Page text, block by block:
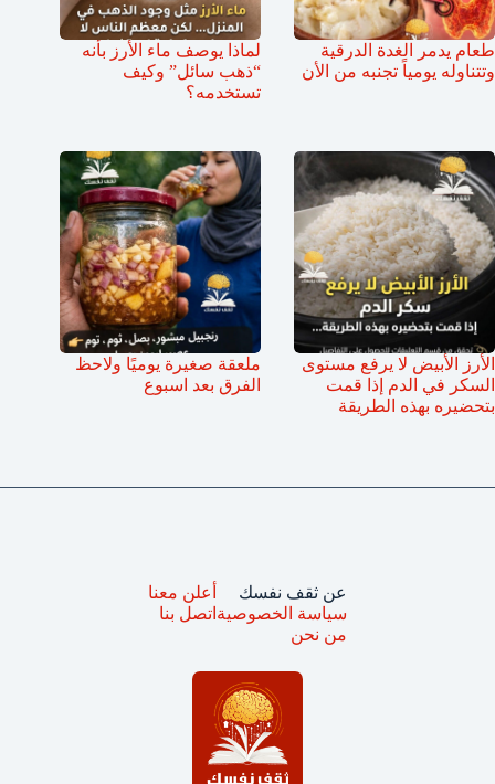
طعام يدمر الغدة الدرقية
وتتناوله يومياً تجنبه من الأن
لماذا يوصف ماء الأرز بأنه
“ذهب سائل” وكيف
تستخدمه؟
الأرز الأبيض لا يرفع مستوى
السكر في الدم إذا قمت
بتحضيره بهذه الطريقة
ملعقة صغيرة يوميًا ولاحظ
الفرق بعد اسبوع
عن ثقف نفسك
سياسة الخصوصية
من نحن
أعلن معنا
اتصل بنا